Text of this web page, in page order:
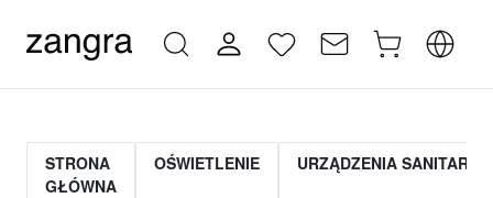
STRONA
GŁÓWNA
OŚWIETLENIE URZĄDZENIA SANITARNE